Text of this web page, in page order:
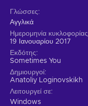
Γλώσσες
Αγγλικά
Ημερομηνία κυκλοφορίας
19 Ιανουαρίου 2017
Εκδότης
Sometimes You
Δημιουργοί
Anatoliy Loginovskikh
Λειτουργεί σε
Windows